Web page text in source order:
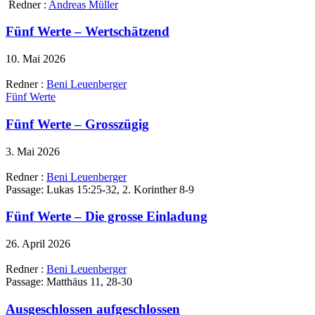
Redner : Andreas Müller
Fünf Werte – Wertschätzend
10. Mai 2026
Redner : Beni Leuenberger
Fünf Werte
Fünf Werte – Grosszügig
3. Mai 2026
Redner : Beni Leuenberger
Passage: Lukas 15:25-32, 2. Korinther 8-9
Fünf Werte – Die grosse Einladung
26. April 2026
Redner : Beni Leuenberger
Passage: Matthäus 11, 28-30
Ausgeschlossen aufgeschlossen